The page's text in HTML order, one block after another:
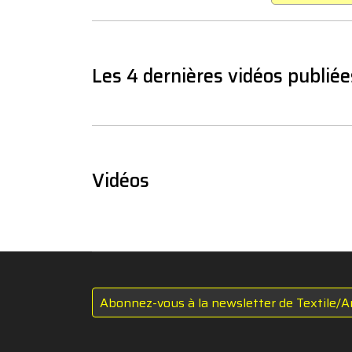
Les 4 dernières vidéos
Vidéos
Abonnez-vous à la newsletter de Textile/